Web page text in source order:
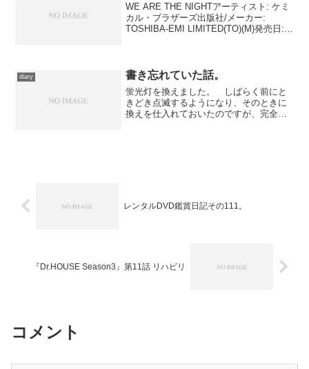
WE ARE THE NIGHTアーティスト: ケミ
カル・ブラザーズ出版社/メーカー:
TOSHIBA-EMI LIMITED(TO)(M)発売日:
diary 書き忘れていた話。
蛍光灯を換えました。 しばらく前にと
きどき点滅するようになり、そのときに
換えを仕入れておいたのですが、完全に
レンタルDVD鑑賞日記その111。
『Dr.HOUSE Season3』第11話 リハビリ
コメント